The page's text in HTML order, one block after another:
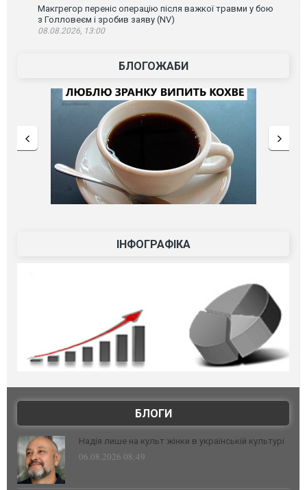
Макгрегор переніс операцію після важкої травми у бою
з Голловеєм і зробив заяву (NV)
08.08.2026, 13:00
БЛОГОЖАБИ
ІНФОГРАФІКА
БЛОГИ
Надія лише на культ жінки в українській культурі
06.08.2026 08:49